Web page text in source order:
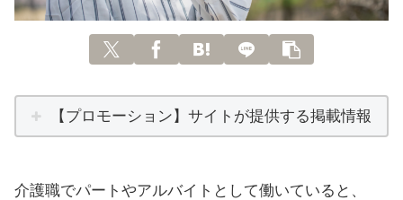
【プロモーション】サイトが提供する掲載情報
介護職でパートやアルバイトとして働いていると、